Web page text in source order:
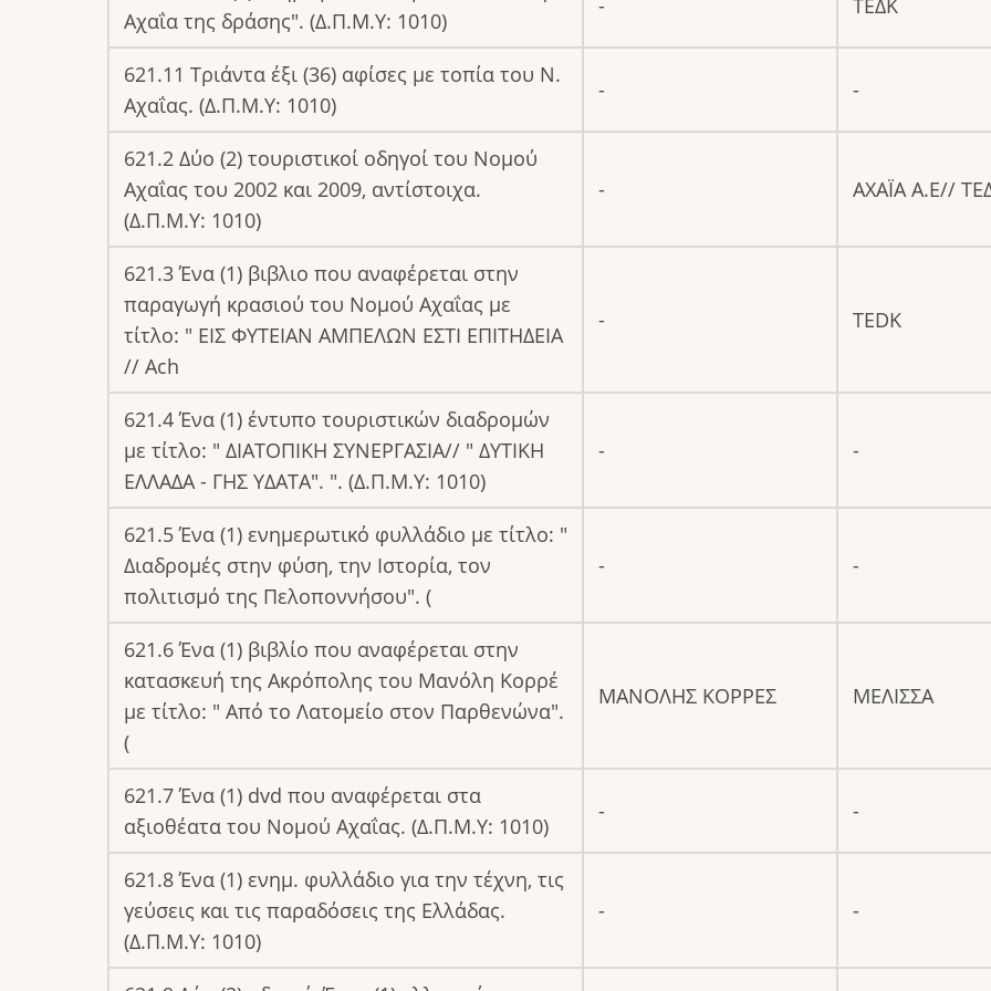
Αχαΐα της δράσης". (Δ.Π.Μ.Υ: 1010)
- ΤΕΔΚ
621.11 Τριάντα έξι (36) αφίσες με τοπία του Ν.
Αχαΐας. (Δ.Π.Μ.Υ: 1010)
- -
621.2 Δύο (2) τουριστικοί οδηγοί του Νομού
Αχαΐας του 2002 και 2009, αντίστοιχα.
(Δ.Π.Μ.Υ: 1010)
- ΑΧΑΪΑ Α.Ε//
621.3 Ένα (1) βιβλιο που αναφέρεται στην
παραγωγή κρασιού του Νομού Αχαΐας με
τίτλο: " ΕΙΣ ΦΥΤΕΙΑΝ ΑΜΠΕΛΩΝ ΕΣΤΙ ΕΠΙΤΗΔΕΙΑ
// Ach
- TEDK
621.4 Ένα (1) έντυπο τουριστικών διαδρομών
με τίτλο: " ΔΙΑΤΟΠΙΚΗ ΣΥΝΕΡΓΑΣΙΑ// " ΔΥΤΙΚΗ
ΕΛΛΑΔΑ - ΓΗΣ ΥΔΑΤΑ". ". (Δ.Π.Μ.Υ: 1010)
- -
621.5 Ένα (1) ενημερωτικό φυλλάδιο με τίτλο: "
Διαδρομές στην φύση, την Ιστορία, τον
πολιτισμό της Πελοποννήσου". (
- -
621.6 Ένα (1) βιβλίο που αναφέρεται στην
κατασκευή της Ακρόπολης του Μανόλη Κορρέ
με τίτλο: " Από το Λατομείο στον Παρθενώνα".
(
ΜΑΝΟΛΗΣ ΚΟΡΡΕΣ ΜΕΛΙΣΣΑ
621.7 Ένα (1) dvd που αναφέρεται στα
αξιοθέατα του Νομού Αχαΐας. (Δ.Π.Μ.Υ: 1010)
- -
621.8 Ένα (1) ενημ. φυλλάδιο για την τέχνη, τις
γεύσεις και τις παραδόσεις της Ελλάδας.
(Δ.Π.Μ.Υ: 1010)
- -